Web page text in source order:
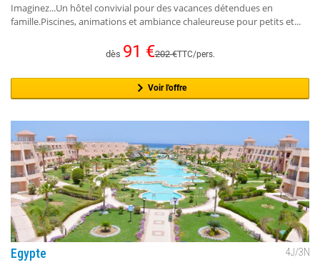
Imaginez...Un hôtel convivial pour des vacances détendues en
famille.Piscines, animations et ambiance chaleureuse pour petits et...
dès 91 €202€TTC/pers.
Voir l'offre
Egypte 4J/3N